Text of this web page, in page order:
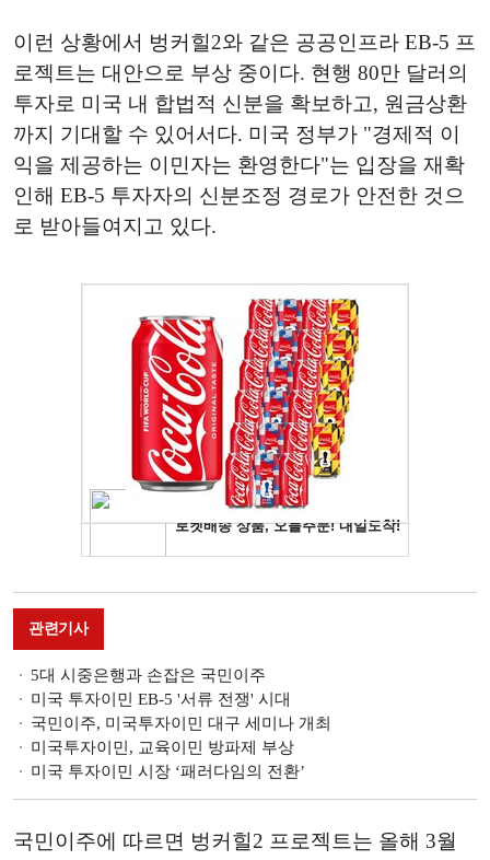
이런 상황에서 벙커힐2와 같은 공공인프라 EB-5 프
로젝트는 대안으로 부상 중이다. 현행 80만 달러의
투자로 미국 내 합법적 신분을 확보하고, 원금상환
까지 기대할 수 있어서다. 미국 정부가 "경제적 이
익을 제공하는 이민자는 환영한다"는 입장을 재확
인해 EB-5 투자자의 신분조정 경로가 안전한 것으
로 받아들여지고 있다.
관련기사
5대 시중은행과 손잡은 국민이주
미국 투자이민 EB-5 '서류 전쟁' 시대
국민이주, 미국투자이민 대구 세미나 개최
미국투자이민, 교육이민 방파제 부상
미국 투자이민 시장 ‘패러다임의 전환’
국민이주에 따르면 벙커힐2 프로젝트는 올해 3월